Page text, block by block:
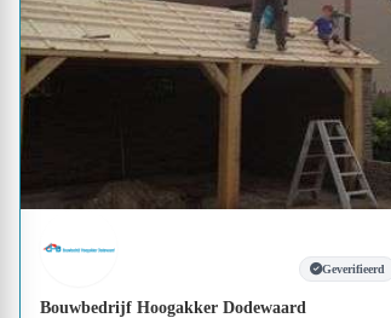
Geverifieerd
Bouwbedrijf Hoogakker Dodewaard